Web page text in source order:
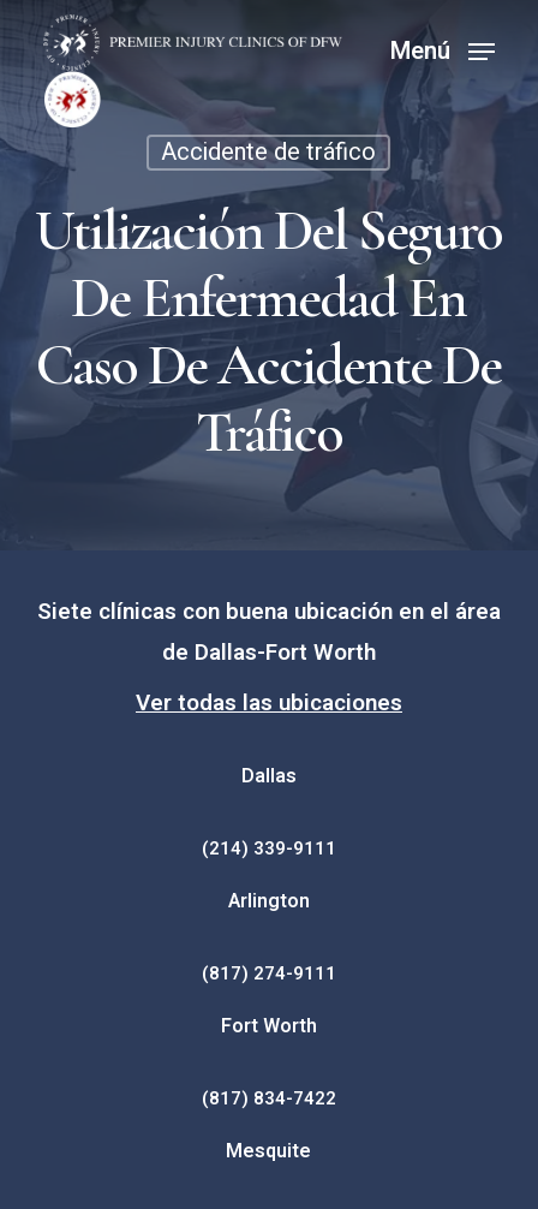
al
contenido
principal
Menú
Accidente de tráfico
Utilización Del Seguro
De Enfermedad En
Caso De Accidente De
Tráfico
Siete clínicas con buena ubicación en el área
de Dallas-Fort Worth
Ver todas las ubicaciones
Dallas
(214) 339-9111
Arlington
(817) 274-9111
Fort Worth
(817) 834-7422
Mesquite